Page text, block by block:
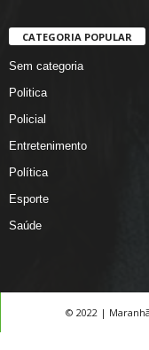
CATEGORIA POPULAR
Sem categoria
Politica
Policial
Entretenimento
Política
Esporte
Saúde
© 2022 |